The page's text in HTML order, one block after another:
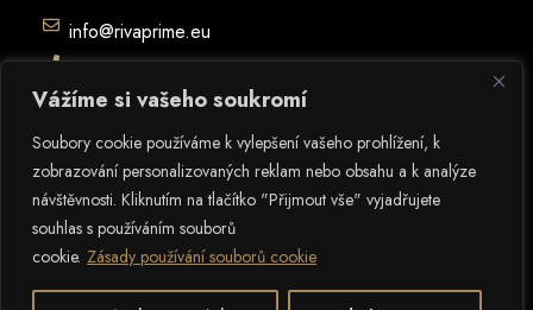
Vážíme si vašeho soukromí
Soubory cookie používáme k vylepšení vašeho prohlížení, k
zobrazování personalizovaných reklam nebo obsahu a k analýze
návštěvnosti. Kliknutím na tlačítko "Přijmout vše" vyjadřujete
souhlas s používáním souborů
cookie. Zásady používání souborů cookie
info@rivaprime.eu
+351 936781426
+351 936781426
© CopyrightROMEU RAMOSVšechna práva vyhrazena.